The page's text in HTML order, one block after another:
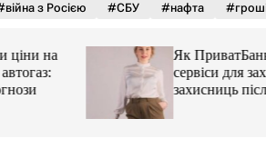
з Росією #СБУ #нафта
на
Як ПриватБанк
сервіси для
захисниць після